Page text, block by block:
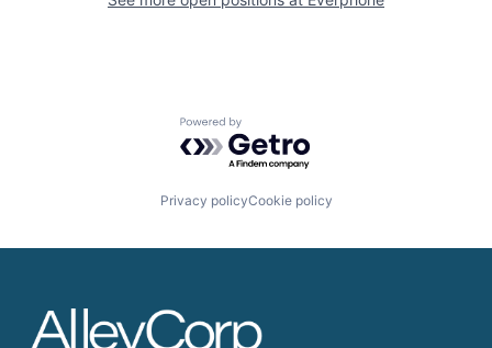
Powered by Getro.com
Privacy policyCookie policy